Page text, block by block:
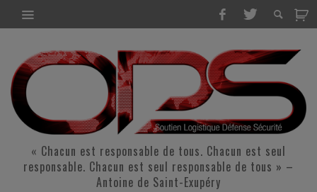
« Chacun est responsable de tous. Chacun est seul
responsable. Chacun est seul responsable de tous » –
Antoine de Saint-Exupéry